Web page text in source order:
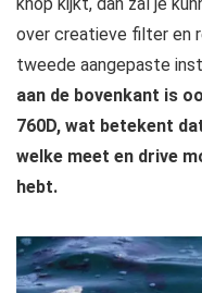
knop kijkt, dan zal je
over creatieve filter en
tweede aangepaste
aan de bovenkant is
760D, wat betekent
welke meet en drive
hebt.